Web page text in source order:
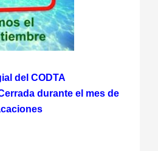
del CODTA
durante el mes de